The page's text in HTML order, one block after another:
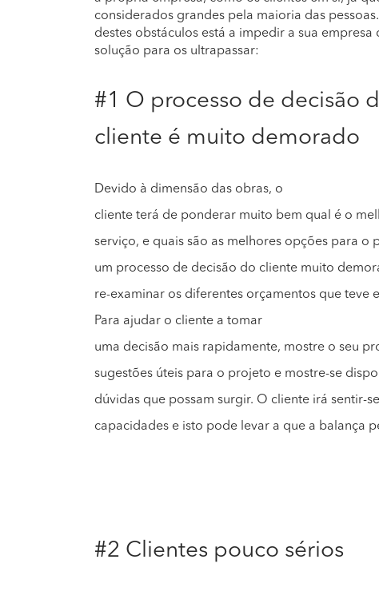
considerados grandes pela maioria das
destes obstáculos está a impedir a sua
solução para os ultrapassar:
#1 O processo de decisão
cliente é muito demorado
Devido à dimensão das obras, o
cliente terá de ponderar muito bem qual é o
serviço, e quais são as melhores opções para o
um processo de decisão do cliente muito
re-examinar os diferentes orçamentos que teve
Para ajudar o cliente a tomar
uma decisão mais rapidamente, mostre o seu
sugestões úteis para o projeto e mostre-se
dúvidas que possam surgir. O cliente irá sentir-
capacidades e isto pode levar a que a balança
#2 Clientes pouco sérios